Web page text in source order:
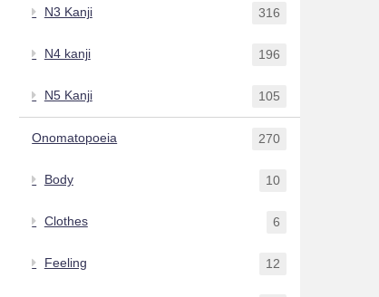
N3 Kanji 316
N4 kanji 196
N5 Kanji 105
Onomatopoeia 270
Body 10
Clothes 6
Feeling 12